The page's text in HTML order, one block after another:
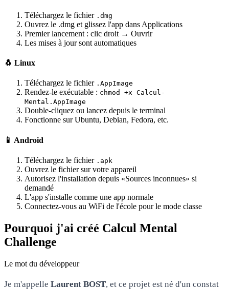
Téléchargez le fichier .dmg
Ouvrez le .dmg et glissez l'app dans Applications
Premier lancement : clic droit → Ouvrir
Les mises à jour sont automatiques
🐧 Linux
Téléchargez le fichier .AppImage
Rendez-le exécutable : chmod +x Calcul-
Mental.AppImage
Double-cliquez ou lancez depuis le terminal
Fonctionne sur Ubuntu, Debian, Fedora, etc.
📱 Android
Téléchargez le fichier .apk
Ouvrez le fichier sur votre appareil
Autorisez l'installation depuis «Sources inconnues» si
demandé
L'app s'installe comme une app normale
Connectez-vous au WiFi de l'école pour le mode classe
Pourquoi j'ai créé Calcul Mental
Challenge
Le mot du développeur
Je m'appelle Laurent BOST, et ce projet est né d'un constat